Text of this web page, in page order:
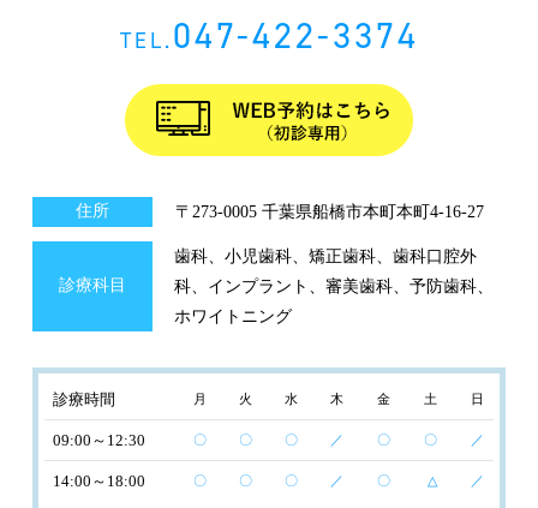
TEL.047-422-3374
住所 〒273-0005 千葉県船橋市本町本町4-16-27
診療科目
歯科、小児歯科、矯正歯科、歯科口腔外
科、インプラント、審美歯科、予防歯科、
ホワイトニング
診療時間 月 火 水 木 金 土 日
09:00～12:30 〇 〇 〇 ／ 〇 〇 ／
14:00～18:00 〇 〇 〇 ／ 〇 △ ／